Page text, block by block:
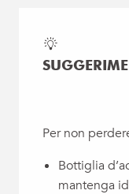
Per non
Bottiglia
mantenga